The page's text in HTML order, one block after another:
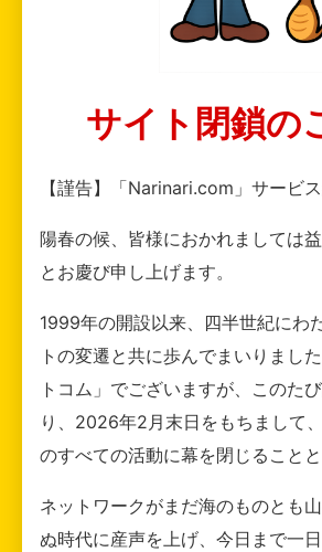
サイト閉鎖の
【謹告】「Narinari.com」サービ
陽春の候、皆様におかれましては
とお慶び申し上げます。
1999年の開設以来、四半世紀にわ
トの変遷と共に歩んでまいりまし
トコム」でございますが、このた
り、2026年2月末日をもちまして
のすべての活動に幕を閉じることと
ネットワークがまだ海のものとも
ぬ時代に産声を上げ、今日まで一